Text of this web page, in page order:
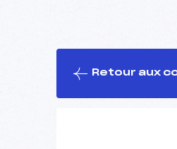
Retour aux